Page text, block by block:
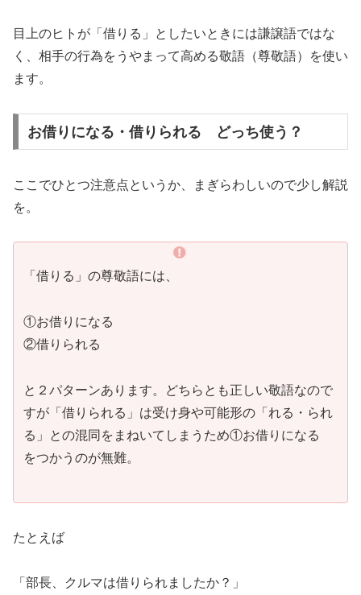
目上のヒトが「借りる」としたいときには謙譲語ではな
く、相手の行為をうやまって高める敬語（尊敬語）を使い
ます。
お借りになる・借りられる どっち使う？
ここでひとつ注意点というか、まぎらわしいので少し解説
を。
「借りる」の尊敬語には、
①お借りになる
②借りられる
と２パターンあります。どちらとも正しい敬語なので
すが「借りられる」は受け身や可能形の「れる・られ
る」との混同をまねいてしまうため①お借りになる
をつかうのが無難。
たとえば
「部長、クルマは借りられましたか？」